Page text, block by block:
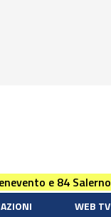
e 84 Salerno
WEB TV